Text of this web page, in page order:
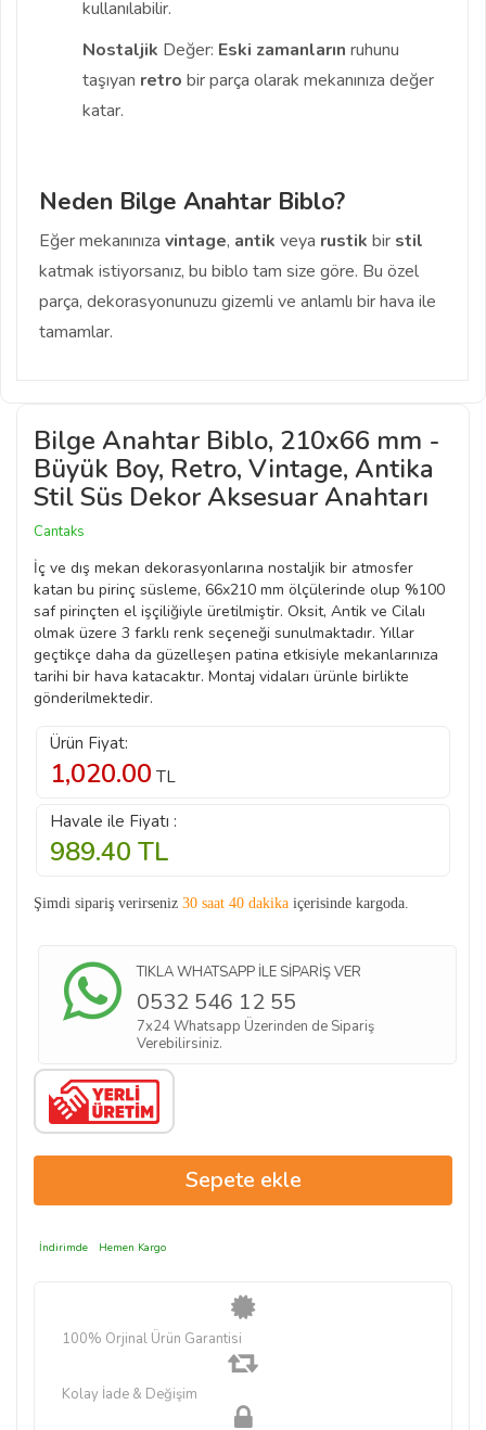
kullanılabilir.
Nostaljik Değer: Eski zamanların ruhunu
taşıyan retro bir parça olarak mekanınıza değer
katar.
Neden Bilge Anahtar Biblo?
Eğer mekanınıza vintage, antik veya rustik bir stil
katmak istiyorsanız, bu biblo tam size göre. Bu özel
parça, dekorasyonunuzu gizemli ve anlamlı bir hava ile
tamamlar.
Bilge Anahtar Biblo, 210x66 mm -
Büyük Boy, Retro, Vintage, Antika
Stil Süs Dekor Aksesuar Anahtarı
Cantaks
İç ve dış mekan dekorasyonlarına nostaljik bir atmosfer
katan bu pirinç süsleme, 66x210 mm ölçülerinde olup %100
saf pirinçten el işçiliğiyle üretilmiştir. Oksit, Antik ve Cilalı
olmak üzere 3 farklı renk seçeneği sunulmaktadır. Yıllar
geçtikçe daha da güzelleşen patina etkisiyle mekanlarınıza
tarihi bir hava katacaktır. Montaj vidaları ürünle birlikte
gönderilmektedir.
Ürün Fiyat:
1,020.00 TL
Havale ile Fiyatı :
989.40 TL
Şimdi sipariş verirseniz 30 saat 40 dakika içerisinde kargoda.
TIKLA WHATSAPP İLE SİPARİŞ VER
0532 546 12 55
7x24 Whatsapp Üzerinden de Sipariş
Verebilirsiniz.
İndirimde Hemen Kargo
100% Orjinal Ürün Garantisi
Kolay İade & Değişim